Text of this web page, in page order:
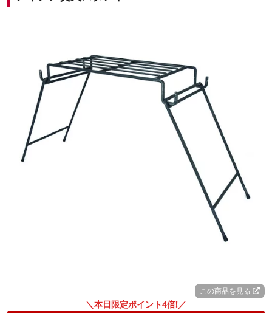
この商品を見る
＼本日限定ポイント4倍!／